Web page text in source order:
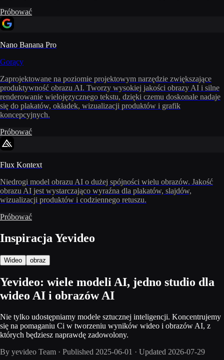
Próbować
Nano Banana Pro
Gorący
Zaprojektowane na poziomie projektowym narzędzie zwiększające
produktywność obrazu AI. Tworzy wysokiej jakości obrazy AI i silne
renderowanie wielojęzycznego tekstu, dzięki czemu doskonale nadaje
się do plakatów, okładek, wizualizacji produktów i grafik
koncepcyjnych.
Próbować
Flux Kontext
Niedrogi model obrazu AI o dużej spójności wielu obrazów. Jakość
obrazu AI jest wystarczająco wyraźna dla plakatów, slajdów,
wizualizacji produktów i codziennego retuszu.
Próbować
Inspiracja Yevideo
Wideo obraz
Yevideo: wiele modeli AI, jedno studio dla
wideo AI i obrazów AI
Nie tylko udostępniamy modele sztucznej inteligencji. Koncentrujemy
się na pomaganiu Ci w tworzeniu wyników wideo i obrazów AI, z
których będziesz naprawdę zadowolony.
By yevideo Team · Published 2025-06-01 · Updated 2026-07-29